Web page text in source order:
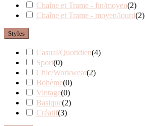
Chaîne et Trame - fin/moyen(2)
Chaîne et Trame - moyen/lourd(2)
Styles
Casual/Quotidien(4)
Sport(0)
Chic/Workwear(2)
Bohème(0)
Vintage(0)
Basique(2)
Créatif(3)